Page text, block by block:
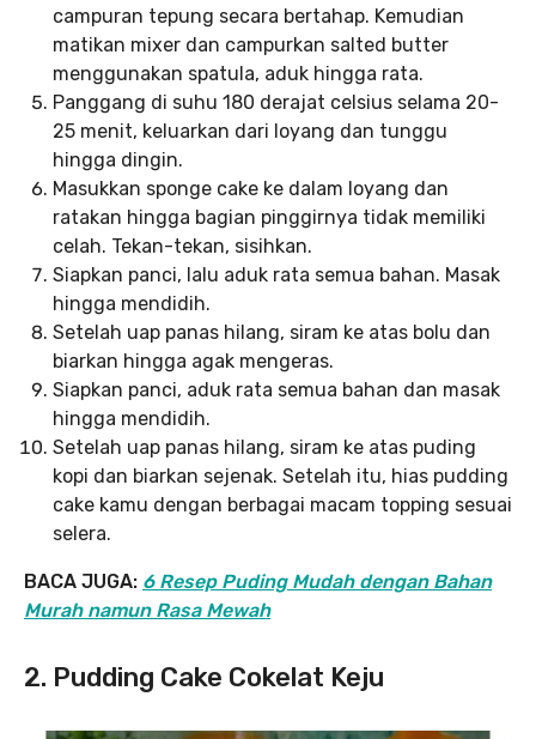
campuran tepung secara bertahap. Kemudian
matikan mixer dan campurkan salted butter
menggunakan spatula, aduk hingga rata.
Panggang di suhu 180 derajat celsius selama 20-
25 menit, keluarkan dari loyang dan tunggu
hingga dingin.
Masukkan sponge cake ke dalam loyang dan
ratakan hingga bagian pinggirnya tidak memiliki
celah. Tekan-tekan, sisihkan.
Siapkan panci, lalu aduk rata semua bahan. Masak
hingga mendidih.
Setelah uap panas hilang, siram ke atas bolu dan
biarkan hingga agak mengeras.
Siapkan panci, aduk rata semua bahan dan masak
hingga mendidih.
Setelah uap panas hilang, siram ke atas puding
kopi dan biarkan sejenak. Setelah itu, hias pudding
cake kamu dengan berbagai macam topping sesuai
selera.
BACA JUGA: 6 Resep Puding Mudah dengan Bahan
Murah namun Rasa Mewah
2. Pudding Cake Cokelat Keju